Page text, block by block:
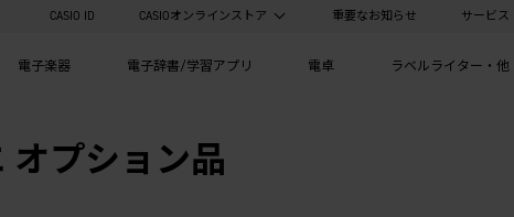
CASIO ID CASIOオンラインストア 重要なお知らせ サービス
電子楽器 電子辞書/学習アプリ 電卓 ラベルライター・他
オプション品